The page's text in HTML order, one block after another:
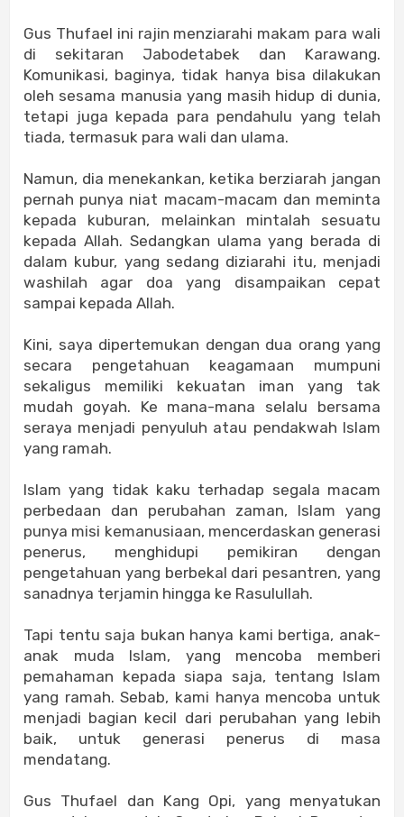
Gus Thufael ini rajin menziarahi makam para wali
di sekitaran Jabodetabek dan Karawang.
Komunikasi, baginya, tidak hanya bisa dilakukan
oleh sesama manusia yang masih hidup di dunia,
tetapi juga kepada para pendahulu yang telah
tiada, termasuk para wali dan ulama.
Namun, dia menekankan, ketika berziarah jangan
pernah punya niat macam-macam dan meminta
kepada kuburan, melainkan mintalah sesuatu
kepada Allah. Sedangkan ulama yang berada di
dalam kubur, yang sedang diziarahi itu, menjadi
washilah agar doa yang disampaikan cepat
sampai kepada Allah.
Kini, saya dipertemukan dengan dua orang yang
secara pengetahuan keagamaan mumpuni
sekaligus memiliki kekuatan iman yang tak
mudah goyah. Ke mana-mana selalu bersama
seraya menjadi penyuluh atau pendakwah Islam
yang ramah.
Islam yang tidak kaku terhadap segala macam
perbedaan dan perubahan zaman, Islam yang
punya misi kemanusiaan, mencerdaskan generasi
penerus, menghidupi pemikiran dengan
pengetahuan yang berbekal dari pesantren, yang
sanadnya terjamin hingga ke Rasulullah.
Tapi tentu saja bukan hanya kami bertiga, anak-
anak muda Islam, yang mencoba memberi
pemahaman kepada siapa saja, tentang Islam
yang ramah. Sebab, kami hanya mencoba untuk
menjadi bagian kecil dari perubahan yang lebih
baik, untuk generasi penerus di masa
mendatang.
Gus Thufael dan Kang Opi, yang menyatukan